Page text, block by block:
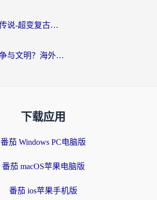
法国怎么玩戒灵传说-超变复古传奇？海外玩家国服游戏加速终极指南
新加坡怎么玩战争与文明？海外党国服游戏加速器终极避坑指南
下载应用
番茄 Windows PC电脑版
番茄 macOS苹果电脑版
番茄 ios苹果手机版